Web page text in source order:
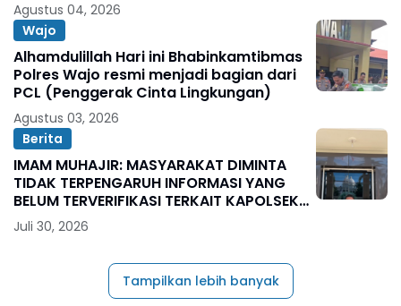
Agustus 04, 2026
Wajo
Alhamdulillah Hari ini Bhabinkamtibmas
Polres Wajo resmi menjadi bagian dari
PCL (Penggerak Cinta Lingkungan)
Agustus 03, 2026
Berita
IMAM MUHAJIR: MASYARAKAT DIMINTA
TIDAK TERPENGARUH INFORMASI YANG
BELUM TERVERIFIKASI TERKAIT KAPOLSEK
BOLO
Juli 30, 2026
Tampilkan lebih banyak